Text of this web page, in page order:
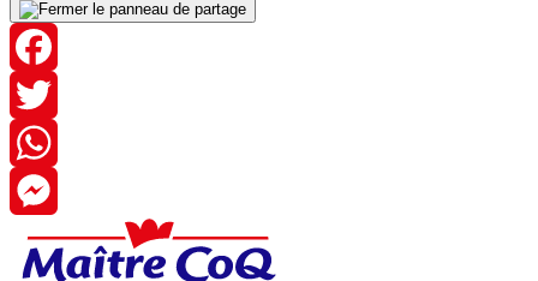
Facebook
Twitter
WhatsApp
Messenger